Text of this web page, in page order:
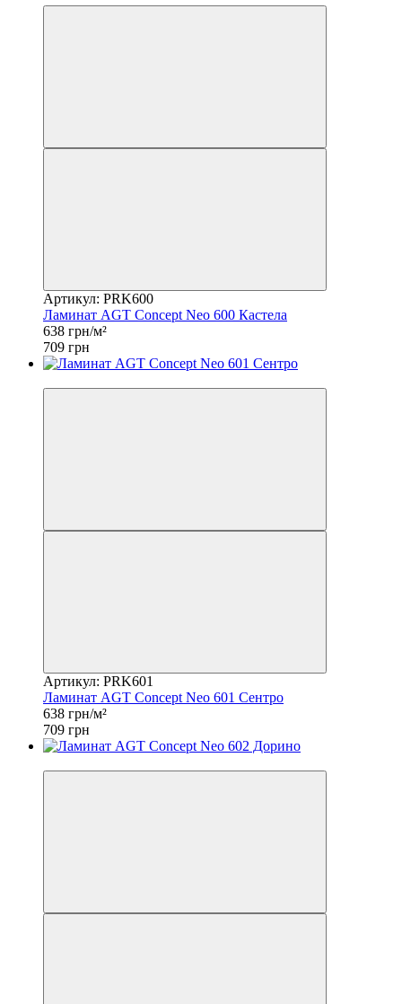
Артикул: PRK600
Ламинат AGT Concept Neo 600 Кастела
638 грн/м²
709 грн
Артикул: PRK601
Ламинат AGT Concept Neo 601 Сентро
638 грн/м²
709 грн